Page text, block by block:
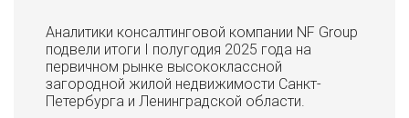
Аналитики консалтинговой компании NF Group
подвели итоги I полугодия 2025 года на
первичном рынке высококлассной
загородной жилой недвижимости Санкт-
Петербурга и Ленинградской области.